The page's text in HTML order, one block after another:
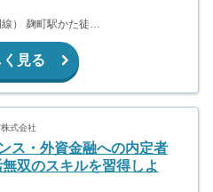
半蔵門駅から徒歩2分（半蔵門線） 麹町駅かた徒歩10分（有楽町線）
見る
式会社
ス・外資金融への内定者
無双のスキルを習得しよ